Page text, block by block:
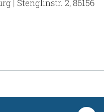
| Stenglinstr. 2, 86156